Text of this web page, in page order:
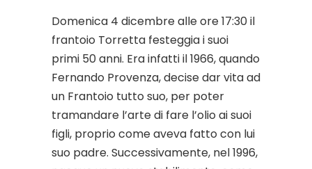
Domenica 4 dicembre alle ore 17:30 il
frantoio Torretta festeggia i suoi
primi 50 anni. Era infatti il 1966, quando
Fernando Provenza, decise dar vita ad
un Frantoio tutto suo, per poter
tramandare l’arte di fare l’olio ai suoi
figli, proprio come aveva fatto con lui
suo padre. Successivamente, nel 1996,